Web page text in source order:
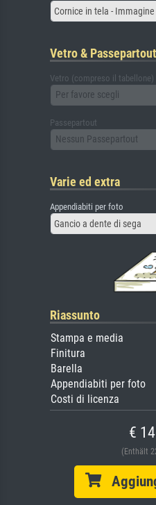
Cornice in tela -
Vetro & Passepartout
Vetro (compreso il tabellone)
Per favore scegli
Passepartout
Nessun Passepartout
Varie ed extra
Appendiabiti per foto
Gancio a dente di sega
Riassunto
Stampa e media
Finitura
Barella
Appendiabiti per foto
Costi di licenza
€
(Enthält